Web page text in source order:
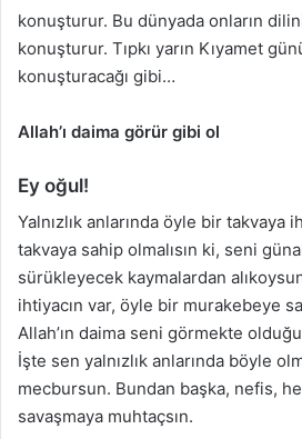
konuşturur. Bu dünyada onların
konuşturur. Tıpkı yarın Kıyamet
konuşturacağı gibi…
Allah’ı daima görür gibi ol
Ey oğul!
Yalnızlık anlarında öyle bir takvaya
takvaya sahip olmalısın ki, seni
sürükleyecek kaymalardan
ihtiyacın var, öyle bir murakebeye
Allah’ın daima seni görmekte
İşte sen yalnızlık anlarında böyle
mecbursun. Bundan başka, nefis,
savaşmaya muhtaçsın.